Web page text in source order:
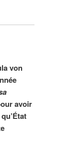
von
avoir